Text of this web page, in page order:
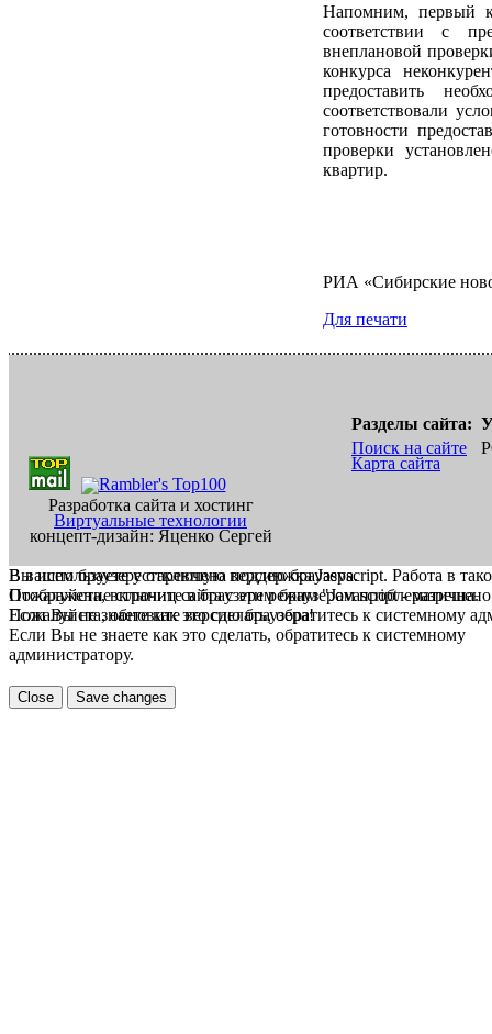
Напомним, первый
соответствии с
внеплановой
конкурса
предоставить
соответствовали
готовности
проверки
квартир.
РИА «Сибирские
Для печати
Разработка сайта и хостинг
Виртуальные технологии
концепт-дизайн: Яценко Сергей
Разделы сайта:
Поиск на сайте
Карта сайта
В вашем браузере отключена поддержка Jasvscript. Работа в
Пожалуйста, включите в браузере режим "Javascript -
Если Вы не знаете как это сделать, обратитесь к системному
Вы используете устаревшую версию браузера.
Отображение страниц сайта с этим браузером проблематична.
Пожалуйста, обновите версию браузера!
Если Вы не знаете как это сделать, обратитесь к системному
администратору.
Close Save changes